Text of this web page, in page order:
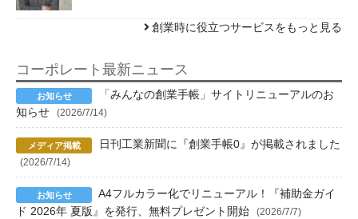
創業時に役立つサービスをもっと見る
コーポレート最新ニュース
「みんなの創業手帳」サイトリニューアルのお
知らせ
(2026/7/14)
日刊工業新聞に『創業手帳0』が掲載されました
(2026/7/14)
A4フルカラー化でリニューアル！『補助金ガイ
ド 2026年 夏版』を発行、無料プレゼント開始
(2026/7/7)